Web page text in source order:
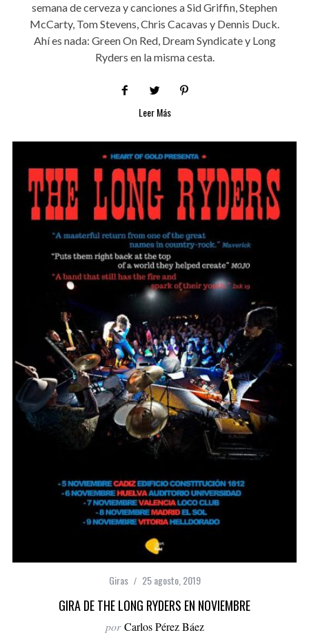
semana de cerveza y canciones a Sid Griffin, Stephen
McCarty, Tom Stevens, Chris Cacavas y Dennis Duck.
Ahí es nada: Green On Red, Dream Syndicate y Long
Ryders en la misma cesta.
Leer Más
Giras 25 agosto, 2019
GIRA DE THE LONG RYDERS EN NOVIEMBRE
por Carlos Pérez Báez